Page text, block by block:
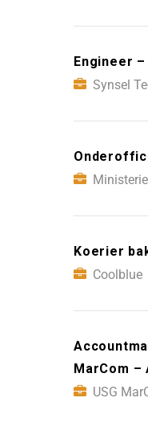
Engineer
Synsel
Koerier
Coolblue
MarCom –
USG